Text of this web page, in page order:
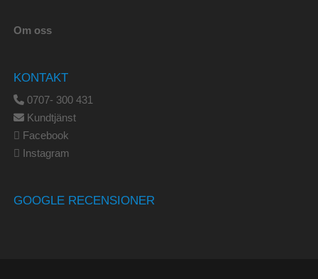
Om oss
KONTAKT
0707- 300 431
Kundtjänst
Facebook
Instagram
GOOGLE RECENSIONER